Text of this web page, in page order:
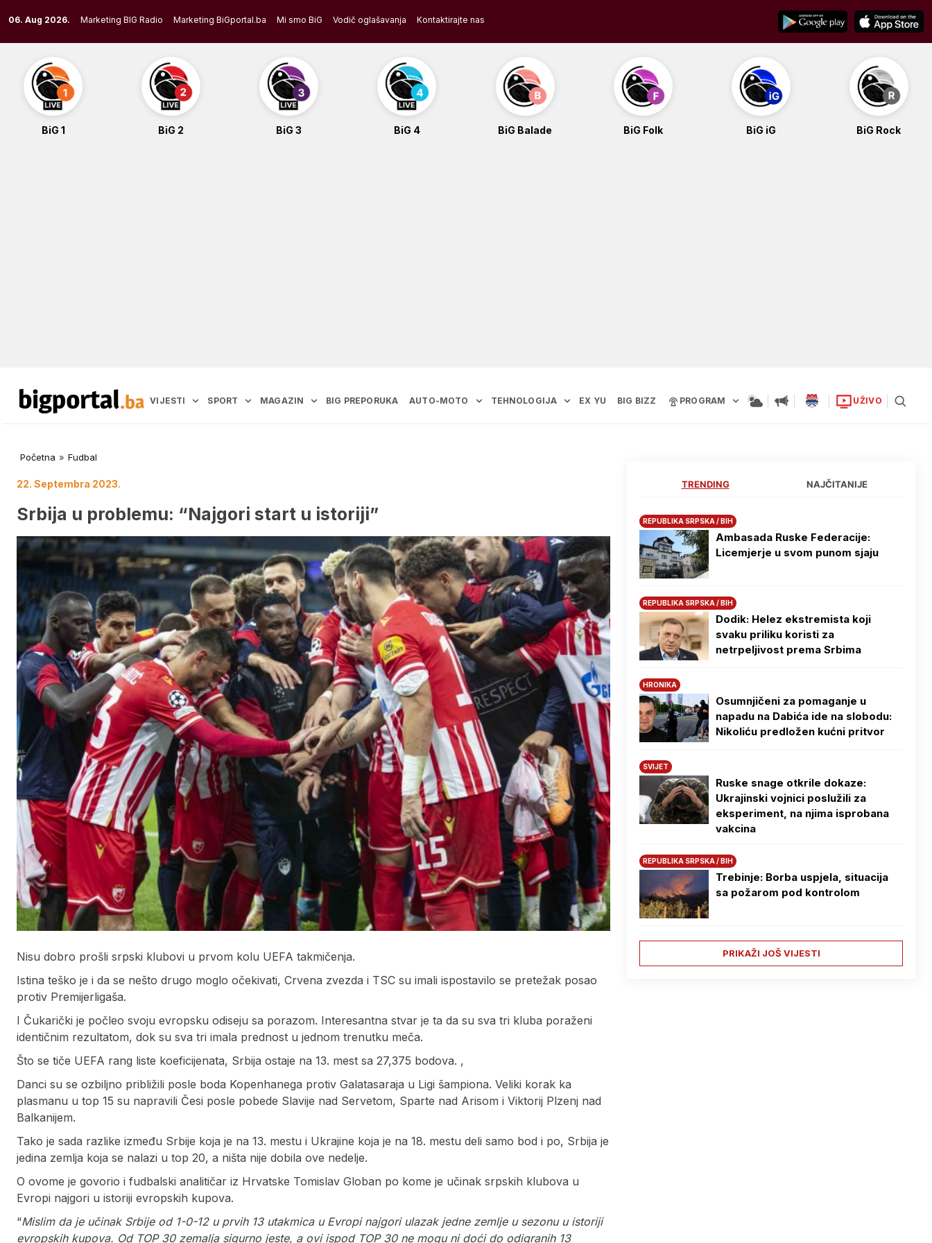
to
content
06. Aug 2026. Marketing BIG Radio Marketing BiGportal.ba Mi smo BiG Vodič oglašavanja Kontaktirajte nas
BiG 1 BiG 2 BiG 3 BiG 4 BiG Balade BiG Folk BiG iG BiG Rock
VIJESTI SPORT MAGAZIN BIG PREPORUKA AUTO-MOTO TEHNOLOGIJA EX YU BIG BIZZ PROGRAM UŽIVO
Početna » Fudbal
22. Septembra 2023.
Srbija u problemu: “Najgori start u istoriji”
Nisu dobro prošli srpski klubovi u prvom kolu UEFA takmičenja.
Istina teško je i da se nešto drugo moglo očekivati, Crvena zvezda i TSC su imali ispostavilo se pretežak posao
protiv Premijerligaša.
I Čukarički je počleo svoju evropsku odiseju sa porazom. Interesantna stvar je ta da su sva tri kluba poraženi
identičnim rezultatom, dok su sva tri imala prednost u jednom trenutku meča.
Što se tiče UEFA rang liste koeficijenata, Srbija ostaje na 13. mest sa 27,375 bodova. ,
Danci su se ozbiljno približili posle boda Kopenhanega protiv Galatasaraja u Ligi šampiona. Veliki korak ka
plasmanu u top 15 su napravili Česi posle pobede Slavije nad Servetom, Sparte nad Arisom i Viktorij Plzenj nad
Balkanijem.
Tako je sada razlike između Srbije koja je na 13. mestu i Ukrajine koja je na 18. mestu deli samo bod i po, Srbija je
jedina zemlja koja se nalazi u top 20, a ništa nije dobila ove nedelje.
O ovome je govorio i fudbalski analitičar iz Hrvatske Tomislav Globan po kome je učinak srpskih klubova u
Evropi najgori u istoriji evropskih kupova.
“Mislim da je učinak Srbije od 1-0-12 u prvih 13 utakmica u Evropi najgori ulazak jedne zemlje u sezonu u istoriji
evropskih kupova. Od TOP 30 zemalja sigurno jeste, a ovi ispod TOP 30 ne mogu ni doći do odigranih 13
TRENDING NAJČITANIJE
REPUBLIKA SRPSKA / BIH
Ambasada Ruske Federacije:
Licemjerje u svom punom sjaju
REPUBLIKA SRPSKA / BIH
Dodik: Helez ekstremista koji
svaku priliku koristi za
netrpeljivost prema Srbima
HRONIKA
Osumnjičeni za pomaganje u
napadu na Dabića ide na slobodu:
Nikoliću predložen kućni pritvor
SVIJET
Ruske snage otkrile dokaze:
Ukrajinski vojnici poslužili za
eksperiment, na njima isprobana
vakcina
REPUBLIKA SRPSKA / BIH
Trebinje: Borba uspjela, situacija
sa požarom pod kontrolom
PRIKAŽI JOŠ VIJESTI